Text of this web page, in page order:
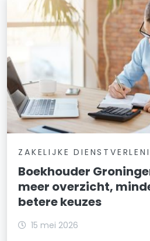
ZAKELIJKE
Boekhouder
meer overzicht,
betere keuzes
15 mei 2026